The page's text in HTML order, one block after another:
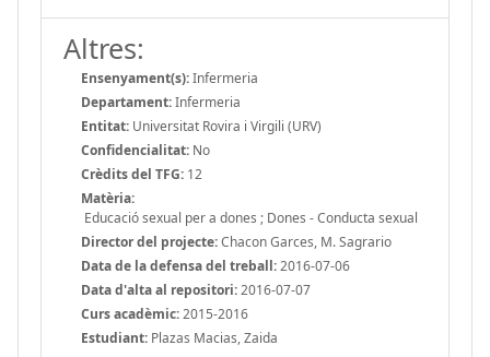
Altres:
Ensenyament(s):Infermeria
Departament:Infermeria
Entitat: Universitat Rovira i Virgili (URV)
Confidencialitat: No
Crèdits del TFG: 12
Matèria:
Educació sexual per a dones ; Dones - Conducta sexual
Director del projecte:Chacon Garces, M. Sagrario
Data de la defensa del treball:2016-07-06
Data d'alta al repositori:2016-07-07
Curs acadèmic:2015-2016
Estudiant: Plazas Macias, Zaida